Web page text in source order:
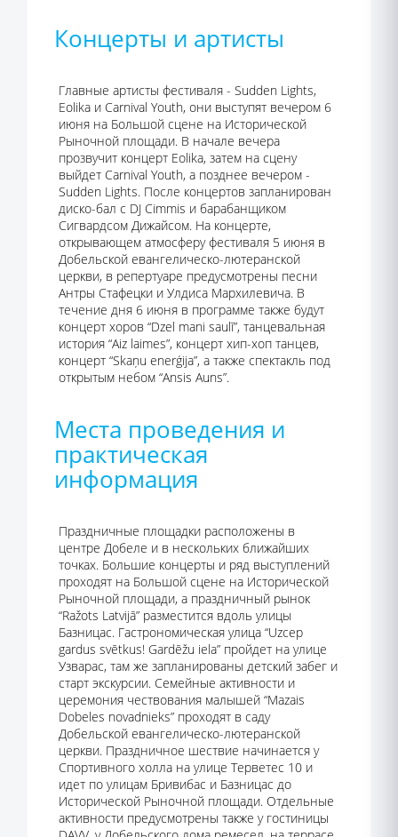
Концерты и артисты
Главные артисты фестиваля - Sudden Lights,
Eolika и Carnival Youth, они выступят вечером 6
июня на Большой сцене на Исторической
Рыночной площади. В начале вечера
прозвучит концерт Eolika, затем на сцену
выйдет Carnival Youth, а позднее вечером -
Sudden Lights. После концертов запланирован
диско-бал с DJ Cimmis и барабанщиком
Сигвардсом Дижайсом. На концерте,
открывающем атмосферу фестиваля 5 июня в
Добельской евангелическо-лютеранской
церкви, в репертуаре предусмотрены песни
Антры Стафецки и Улдиса Мархилевича. В
течение дня 6 июня в программе также будут
концерт хоров “Dzel mani saulī”, танцевальная
история “Aiz laimes”, концерт хип-хоп танцев,
концерт “Skaņu enerģija”, а также спектакль под
открытым небом “Ansis Auns”.
Места проведения и
практическая
информация
Праздничные площадки расположены в
центре Добеле и в нескольких ближайших
точках. Большие концерты и ряд выступлений
проходят на Большой сцене на Исторической
Рыночной площади, а праздничный рынок
“Ražots Latvijā” разместится вдоль улицы
Базницас. Гастрономическая улица “Uzcep
gardus svētkus! Gardēžu iela” пройдет на улице
Узварас, там же запланированы детский забег и
старт экскурсии. Семейные активности и
церемония чествования малышей “Mazais
Dobeles novadnieks” проходят в саду
Добельской евангелическо-лютеранской
церкви. Праздничное шествие начинается у
Спортивного холла на улице Терветес 10 и
идет по улицам Бривибас и Базницас до
Исторической Рыночной площади. Отдельные
активности предусмотрены также у гостиницы